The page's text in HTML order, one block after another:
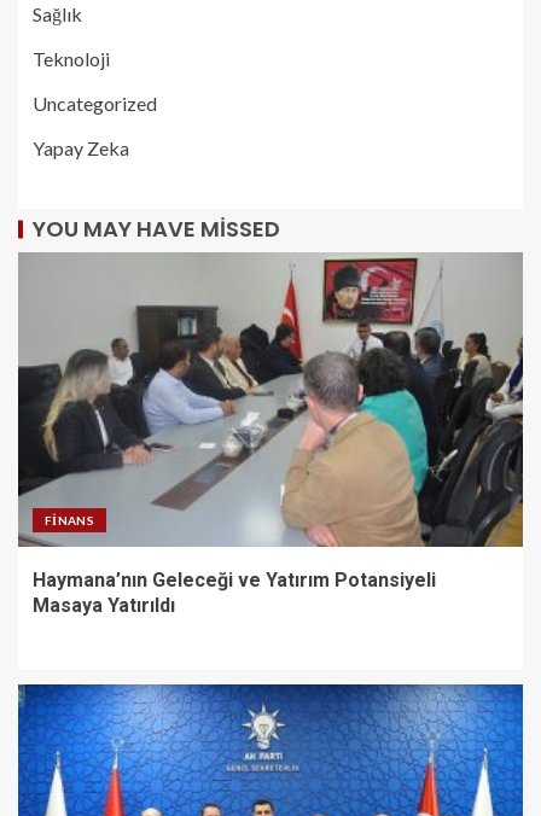
Sağlık
Teknoloji
Uncategorized
Yapay Zeka
YOU MAY HAVE MISSED
FINANS
Haymana’nın Geleceği ve Yatırım Potansiyeli
Masaya Yatırıldı